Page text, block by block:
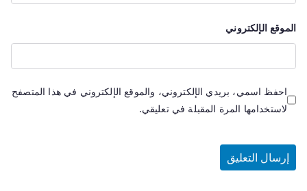
الموقع الإلكتروني
احفظ اسمي، بريدي الإلكتروني، والموقع الإلكتروني في هذا المتصفح
لاستخدامها المرة المقبلة في تعليقي.